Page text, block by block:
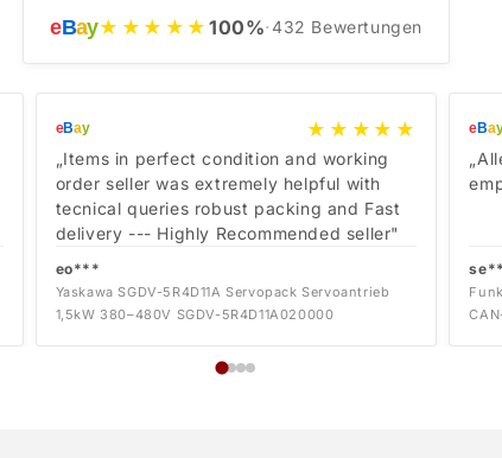
eBay★★★★★ 100%· 432 Bewertungen
eBay ★★★★★
„Items in perfect condition and working
order seller was extremely helpful with
tecnical queries robust packing and Fast
delivery --- Highly Recommended seller"
eo***
Yaskawa SGDV-5R4D11A Servopack Servoantrieb
1,5kW 380–480V SGDV-5R4D11A020000
eBa